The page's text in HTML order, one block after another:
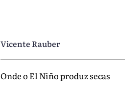
Vicente Rauber
Onde o El Niño produz secas